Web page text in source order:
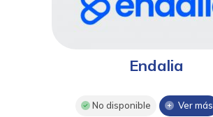
Endalia
No disponible Ver más